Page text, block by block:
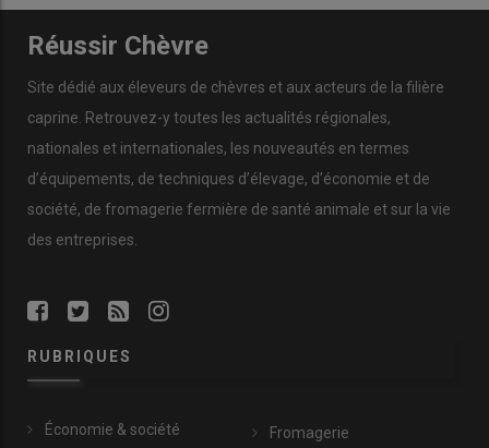
Réussir Chèvre
Site dédié aux éleveurs de chèvres et aux acteurs de la filière
caprine. Retrouvez-y toutes les actualités régionales,
nationales et internationales, les nouveautés en termes
d’équipements, de techniques d’élevage, d’économie et de
société, de fromagerie fermière de santé animale et sur la vie
des entreprises.
RUBRIQUES
Économie & société
Fromagerie